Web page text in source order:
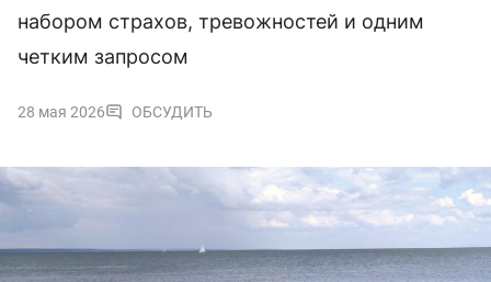
набором страхов, тревожностей и одним
четким запросом
28 мая 2026 ОБСУДИТЬ